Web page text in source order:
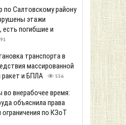
по Салтовскому району
этажи
есть погибшие и
транспорта в
массированной
ракет и БПЛА
556
во внерабочее время:
объяснила права
по КЗоТ